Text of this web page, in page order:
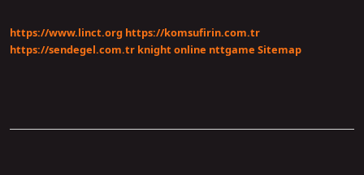
https://www.linct.org https://komsufirin.com.tr
https://sendegel.com.tr knight online nttgame Sitemap